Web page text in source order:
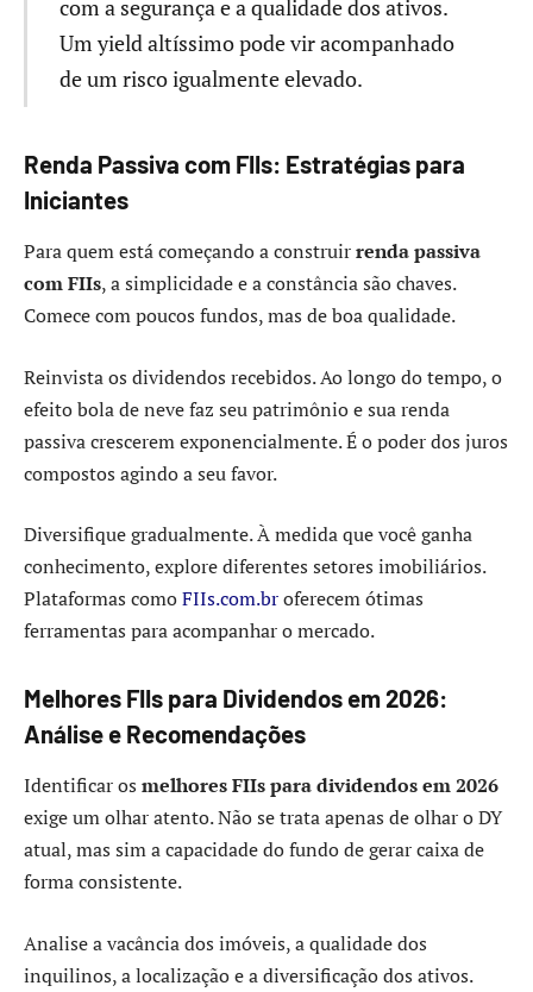
com a segurança e a qualidade dos ativos.
Um yield altíssimo pode vir acompanhado
de um risco igualmente elevado.
Renda Passiva com FIIs: Estratégias para
Iniciantes
Para quem está começando a construirrenda passiva
com FIIs, a simplicidade e a constância são chaves.
Comece com poucos fundos, mas de boa qualidade.
Reinvista os dividendos recebidos. Ao longo do tempo, o
efeito bola de neve faz seu patrimônio e sua renda
passiva crescerem exponencialmente. É o poder dos juros
compostos agindo a seu favor.
Diversifique gradualmente. À medida que você ganha
conhecimento, explore diferentes setores imobiliários.
Plataformas comoFIIs.com.broferecem ótimas
ferramentas para acompanhar o mercado.
Melhores FIIs para Dividendos em 2026:
Análise e Recomendações
Identificar os melhores FIIs para dividendos em 2026
exige um olhar atento. Não se trata apenas de olhar o DY
atual, mas sim a capacidade do fundo de gerar caixa de
forma consistente.
Analise a vacância dos imóveis, a qualidade dos
inquilinos, a localização e a diversificação dos ativos.